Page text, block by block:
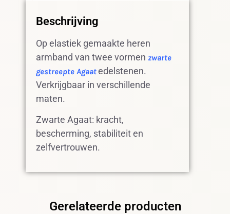
Beschrijving
Op elastiek gemaakte heren
armband van twee vormen zwarte
gestreepte Agaatedelstenen.
Verkrijgbaar in verschillende
maten.
Zwarte Agaat: kracht,
bescherming, stabiliteit en
zelfvertrouwen.
Gerelateerde producten